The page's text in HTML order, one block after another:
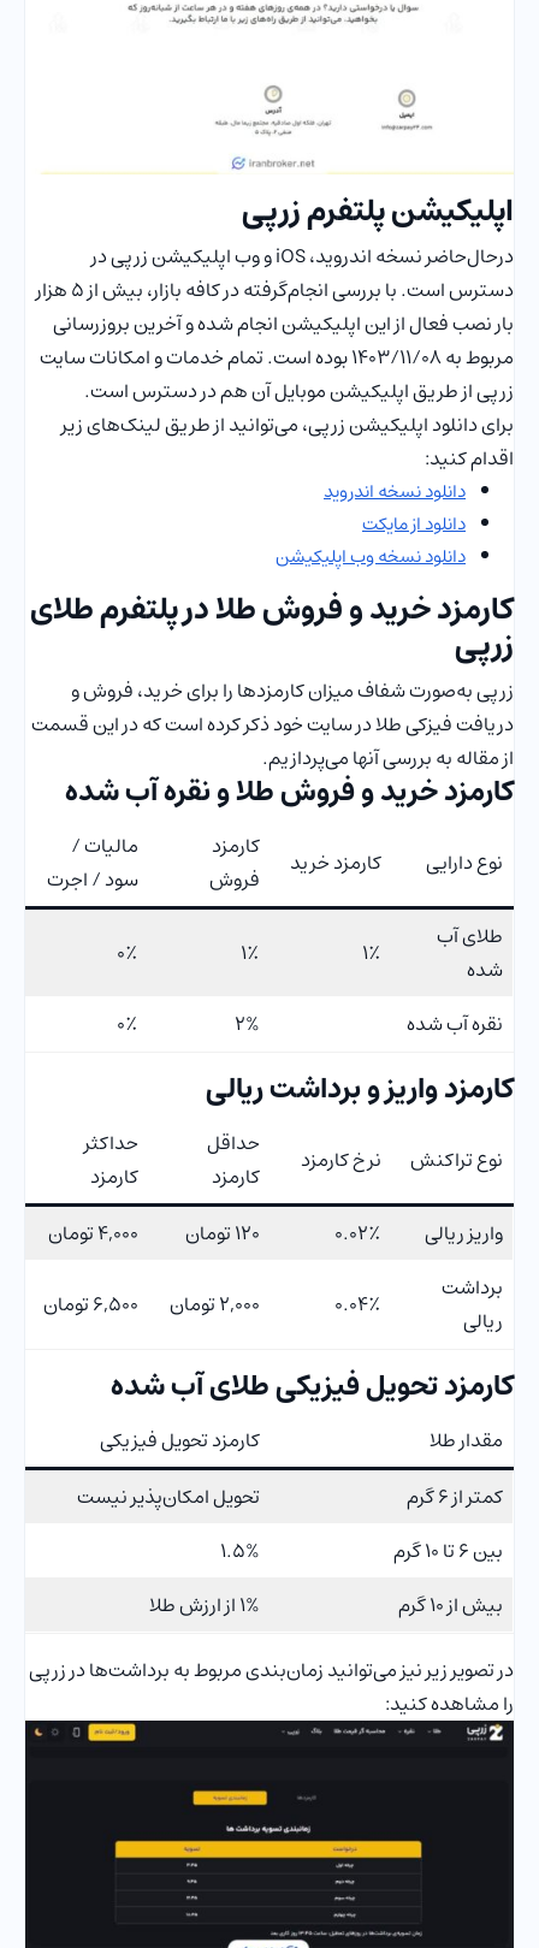
اپلیکیشن پلتفرم زرپی
درحال‌حاضر نسخه اندروید، iOS و وب اپلیکیشن زرپی در
دسترس است. با بررسی انجام‌گرفته در کافه بازار، بیش از 5 هزار
بار نصب فعال از این اپلیکیشن انجام شده و آخرین بروزرسانی
مربوط به 1403/11/08 بوده است. تمام خدمات و امکانات سایت
زرپی از طریق اپلیکیشن موبایل آن هم در دسترس است.
برای دانلود اپلیکیشن زرپی، می‌توانید از طریق لینک‌های زیر
اقدام کنید:
دانلود نسخه اندروید
دانلود از مایکت
دانلود نسخه وب اپلیکیشن
کارمزد خرید و فروش طلا در پلتفرم طلای
زرپی
زرپی به‌صورت شفاف میزان کارمزدها را برای خرید، فروش و
دریافت فیزکی طلا در سایت خود ذکر کرده است که در این قسمت
از مقاله به بررسی آنها می‌پردازیم.
کارمزد خرید و فروش طلا و نقره آب شده
نوع دارایی کارمزد خرید
کارمزد
فروش
مالیات /
سود / اجرت
طلای آب
شده
۱٪ ۱٪ ۰٪
نقره آب شده 2% ۰٪
کارمزد واریز و برداشت ریالی
نوع تراکنش نرخ کارمزد
حداقل
کارمزد
حداکثر
کارمزد
واریز ریالی
۰.۰۲٪ ۱۲۰ تومان
۴,۰۰۰ تومان
برداشت
ریالی
۰.۰۴٪ ۲,۰۰۰ تومان ۶,۵۰۰ تومان
کارمزد تحویل فیزیکی طلای آب شده
مقدار طلا
کارمزد تحویل فیزیکی
کمتر از 6 گرم
تحویل امکان‌پذیر نیست
بین 6 تا 10 گرم
1.5%
بیش از 10 گرم
1% از ارزش طلا
در تصویر زیر نیز می‌توانید زمان‌بندی مربوط به برداشت‌ها در زرپی
را مشاهده کنید: